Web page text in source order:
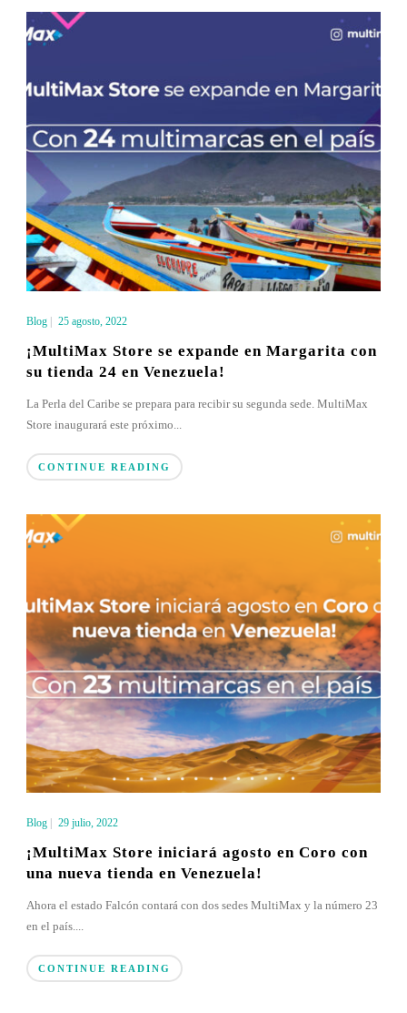
Blog| 25 agosto, 2022
¡MultiMax Store se expande en Margarita con
su tienda 24 en Venezuela!
La Perla del Caribe se prepara para recibir su segunda sede. MultiMax
Store inaugurará este próximo...
CONTINUE READING
Blog| 29 julio, 2022
¡MultiMax Store iniciará agosto en Coro con
una nueva tienda en Venezuela!
Ahora el estado Falcón contará con dos sedes MultiMax y la número 23
en el país....
CONTINUE READING